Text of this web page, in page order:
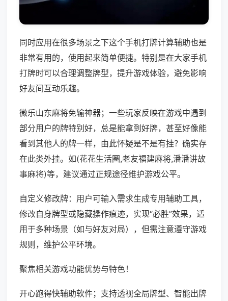
同时应用在很多场景之下这个手机打牌计算辅助也是
非常有用的，使用起来简单便捷。特别是在大家手机
打牌时可以合理调整牌型，提升游戏体验，避免影响
好友间互动乐趣。
微乐山东麻将免输神器；一些玩家反映在游戏中遇到
部分用户的牌特别好，总是能拿到好牌，甚至好像能
看到其他人的牌一样，由此怀疑是不是有挂？确实存
在此类外挂。如(花花生活圈,老友福建麻将,潘潘讲故
事麻将)等，建议通过正规途径维护游戏公平。
自定义修改牌：用户可输入需求生成专用辅助工具，
修改自身牌型或隐藏操作痕迹，实现“必胜”效果，适
用于多种场景（如与好友对局），但需注意遵守游戏
规则，维护公平环境。
聚焦相关游戏功能优势与特色！
开心跑得快辅助软件；支持透视全局牌型、智能出牌